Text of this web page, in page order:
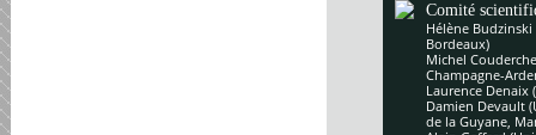
Comité
Hélène
Bordeaux)
Michel
Champagne-
Laurence Denaix
Damien Devault
de la Guyane,